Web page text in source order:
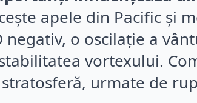
apele din Pacific și
o oscilație a
vortexului.
urmate de